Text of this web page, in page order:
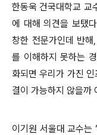
한동욱 건국대학교 교
에 대해 의견을 보탰
창한 전문가인데 반
를 이해하지 못하는
화되면 우리가 가진
결이 가능하지 않을까
이기원 서울대 교수는